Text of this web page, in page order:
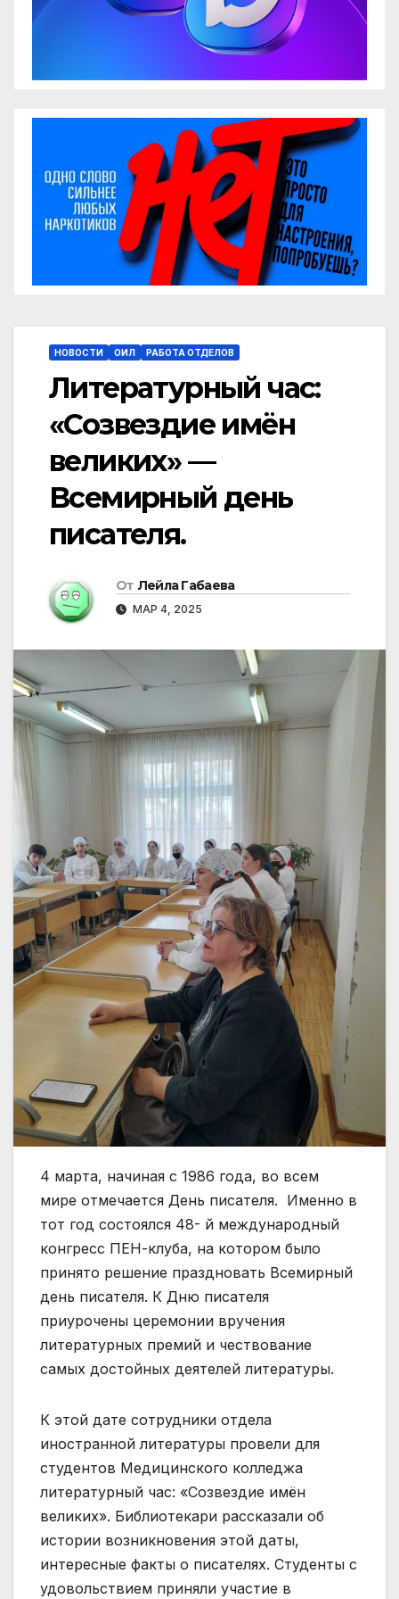
НОВОСТИ ОИЛ РАБОТА ОТДЕЛОВ
Литературный час:
«Созвездие имён
великих» —
Всемирный день
писателя.
От Лейла Габаева
МАР 4, 2025
4 марта, начиная с 1986 года, во всем
мире отмечается День писателя. Именно в
тот год состоялся 48- й международный
конгресс ПЕН-клуба, на котором было
принято решение праздновать Всемирный
день писателя. К Дню писателя
приурочены церемонии вручения
литературных премий и чествование
самых достойных деятелей литературы.
К этой дате сотрудники отдела
иностранной литературы провели для
студентов Медицинского колледжа
литературный час: «Созвездие имён
великих». Библиотекари рассказали об
истории возникновения этой даты,
интересные факты о писателях. Студенты с
удовольствием приняли участие в